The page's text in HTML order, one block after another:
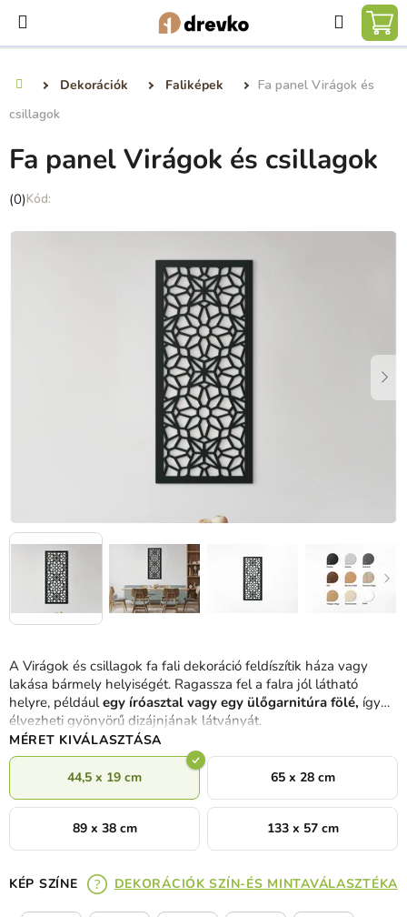
fő
Dekorációk Faliképek
Fa panel Virágok és
csillagok
A Virágok és csillagok fa fali dekoráció feldíszítik háza vagy
lakása bármely helyiségét. Ragassza fel a falra jól látható
helyre, példáulegy íróasztal vagy egy ülőgarnitúra fölé, így
élvezheti gyönyörű dizájnjának látványát.
MÉRET KIVÁLASZTÁSA
44,5 x 19 cm 65 x 28 cm
89 x 38 cm 133 x 57 cm
KÉP SZÍNE DEKORÁCIÓK SZÍN-ÉS MINTAVÁLASZTÉKA
Fa panel Virágok és csillagok
A
átlagos
(0)